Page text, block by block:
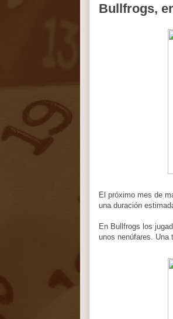
Bullfrogs,
El próximo mes de
una duración
En Bullfrogs los
unos nenúfares. Una